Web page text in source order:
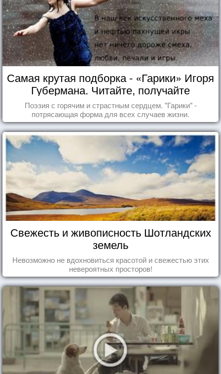
Самая крутая подборка - «Гарики» Игоря
Губермана. Читайте, получайте
удовольствие!
Поэзия с горячим и страстным сердцем. "Гарики" -
потрясающая форма для всех случаев жизни.
Свежесть и живописность Шотландских
земель
Невозможно не вдохновиться красотой и свежестью этих
невероятных просторов!